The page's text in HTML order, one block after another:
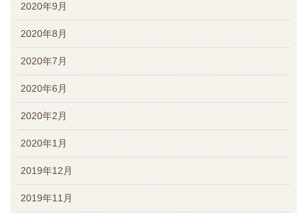
2020年9月
2020年8月
2020年7月
2020年6月
2020年2月
2020年1月
2019年12月
2019年11月